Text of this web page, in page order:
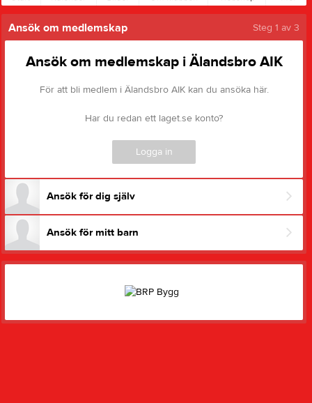
Ansök om medlemskap Steg 1 av 3
Ansök om medlemskap i Älandsbro AIK
För att bli medlem i Älandsbro AIK kan du ansöka här.
Har du redan ett laget.se konto?
Logga in
Ansök för dig själv
Ansök för mitt barn